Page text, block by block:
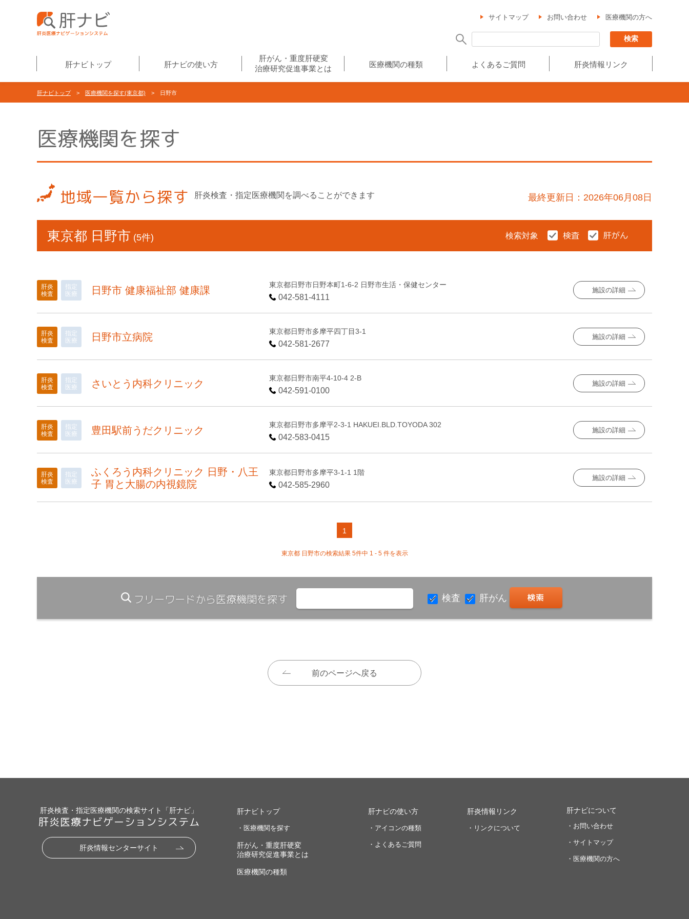
サイトマップ お問い合わせ 医療機関の方へ
肝ナビトップ 肝ナビの使い方
肝がん・重度肝硬変
治療研究促進事業とは
医療機関の種類 よくあるご質問 肝炎情報リンク
肝ナビトップ> 医療機関を探す(東京都) > 日野市
医療機関を探す
地域一覧から探す 肝炎検査・指定医療機関を調べることができます 最終更新日：2026年06月08日
東京都 日野市 (5件) 検索対象
肝炎
検査
指定
医療
日野市 健康福祉部 健康課 東京都日野市日野本町1-6-2 日野市生活・保健センター
042-581-4111
施設の詳細
肝炎
検査
指定
医療
日野市立病院 東京都日野市多摩平四丁目3-1
042-581-2677
施設の詳細
肝炎
検査
指定
医療
さいとう内科クリニック 東京都日野市南平4-10-4 2-B
042-591-0100
施設の詳細
肝炎
検査
指定
医療
豊田駅前うだクリニック 東京都日野市多摩平2-3-1 HAKUEI.BLD.TOYODA 302
042-583-0415
施設の詳細
肝炎
検査
指定
医療
ふくろう内科クリニック 日野・八王
子 胃と大腸の内視鏡院
東京都日野市多摩平3-1-1 1階
042-585-2960
施設の詳細
1
東京都 日野市の検索結果 5件中 1 - 5 件を表示
フリーワードから医療機関を探す 検査 肝がん
前のページへ戻る
肝炎検査・指定医療機関の検索サイト「肝ナビ」
肝炎医療ナビゲーションシステム
肝炎情報センターサイト
肝ナビトップ
・医療機関を探す
肝がん・重度肝硬変
治療研究促進事業とは
医療機関の種類
肝ナビの使い方
・アイコンの種類
・よくあるご質問
肝炎情報リンク
・リンクについて
肝ナビについて
・お問い合わせ
・サイトマップ
・医療機関の方へ